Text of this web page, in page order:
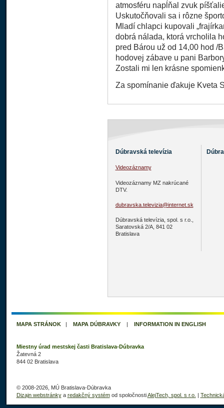
atmosféru napĺňal zvuk
Uskutočňovali sa i rôzne
Mladí chlapci kupovali
dobrá nálada, ktorá vrcholila
pred Bárou už od 14,00 hod /
hodovej zábave u pani
Zostali mi len krásne
Za spomínanie ďakuje Kveta
Dúbravská televízia
Videozáznamy
Videozáznamy MZ nakrúcané
DTV.
dubravska.televizia@internet.sk
Dúbravská televízia, spol. s r.o.,
Saratovská 2/A, 841 02
Bratislava
MAPA STRÁNOK| MAPA DÚBRAVKY| INFORMATION IN ENGLISH
Miestny úrad mestskej časti Bratislava-Dúbravka
Žatevná 2
844 02 Bratislava
© 2008-2026, MÚ Bratislava-Dúbravka
Dizajn webstránkya redakčný systémod spoločnostiAlejTech, spol. s r.o. |